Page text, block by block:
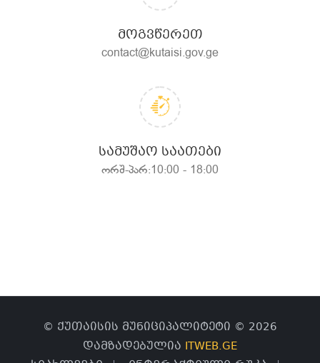
ᲛᲝᲒᲕᲬᲔᲠᲔᲗ
contact@kutaisi.gov.ge
ᲡᲐᲛᲣᲨᲐᲝ ᲡᲐᲐᲗᲔᲑᲘ
ორშ-პარ:10:00 - 18:00
© ქუთაისის მუნიციპალიტეტი © 2026
დამზადებულია ITWEB.GE